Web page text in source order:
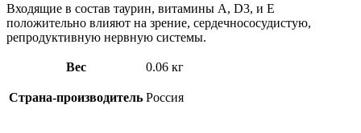
активность,
60
гр.
Входящие в состав таурин, витамины A, D3, и E
положительно влияют на зрение, сердечнососудистую,
репродуктивную нервную системы.
Вес 0.06 кг
Страна-производитель Россия